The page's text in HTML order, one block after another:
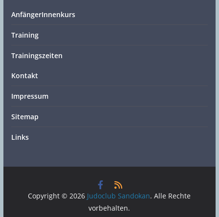
AnfängerInnenkurs
Training
Trainingszeiten
Kontakt
Impressum
Sitemap
Links
Copyright © 2026 Judoclub Sandokan. Alle Rechte
vorbehalten.